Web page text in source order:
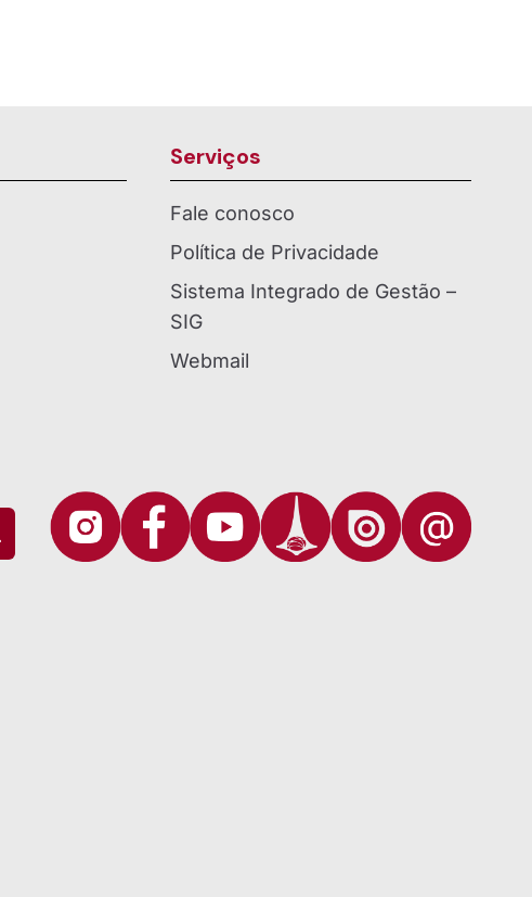
Serviços
Fale conosco
Política de Privacidade
Sistema Integrado de Gestão –
SIG
Webmail